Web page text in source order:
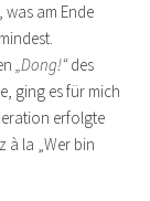
am Ende
„Dong!“des
ging es für mich
erfolgte
à la „Wer bin